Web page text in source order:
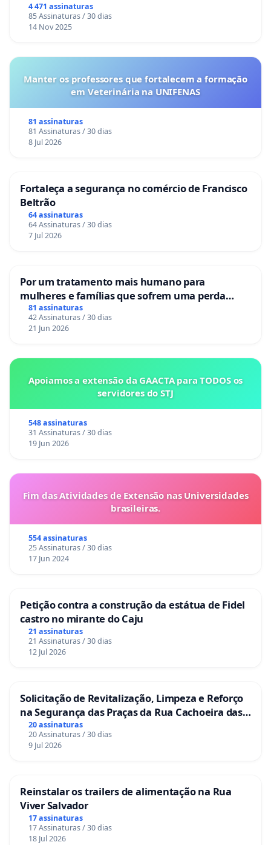
4 471 assinaturas
85 Assinaturas / 30 dias
14 Nov 2025
Manter os professores que fortalecem a formação
em Veterinária na UNIFENAS
81 assinaturas
81 Assinaturas / 30 dias
8 Jul 2026
Fortaleça a segurança no comércio de Francisco
Beltrão
64 assinaturas
64 Assinaturas / 30 dias
7 Jul 2026
Por um tratamento mais humano para
mulheres e famílias que sofrem uma perda
gestacional nos hospitais portugueses
81 assinaturas
42 Assinaturas / 30 dias
21 Jun 2026
Apoiamos a extensão da GAACTA para TODOS os
servidores do STJ
548 assinaturas
31 Assinaturas / 30 dias
19 Jun 2026
Fim das Atividades de Extensão nas Universidades
brasileiras.
554 assinaturas
25 Assinaturas / 30 dias
17 Jun 2024
Petição contra a construção da estátua de Fidel
castro no mirante do Caju
21 assinaturas
21 Assinaturas / 30 dias
12 Jul 2026
Solicitação de Revitalização, Limpeza e Reforço
na Segurança das Praças da Rua Cachoeira das
Sete Ilhas
20 assinaturas
20 Assinaturas / 30 dias
9 Jul 2026
Reinstalar os trailers de alimentação na Rua
Viver Salvador
17 assinaturas
17 Assinaturas / 30 dias
18 Jul 2026